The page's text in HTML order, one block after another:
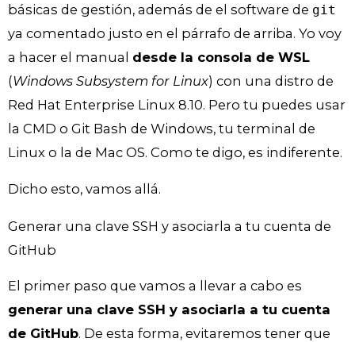
básicas de gestión, además de el software de git
ya comentado justo en el párrafo de arriba. Yo voy
a hacer el manual desde la consola de WSL
(Windows Subsystem for Linux) con una distro de
Red Hat Enterprise Linux 8.10. Pero tu puedes usar
la CMD o Git Bash de Windows, tu terminal de
Linux o la de Mac OS. Como te digo, es indiferente.
Dicho esto, vamos allá.
Generar una clave SSH y asociarla a tu cuenta de
GitHub
El primer paso que vamos a llevar a cabo es
generar una clave SSH y asociarla a tu cuenta
de GitHub. De esta forma, evitaremos tener que